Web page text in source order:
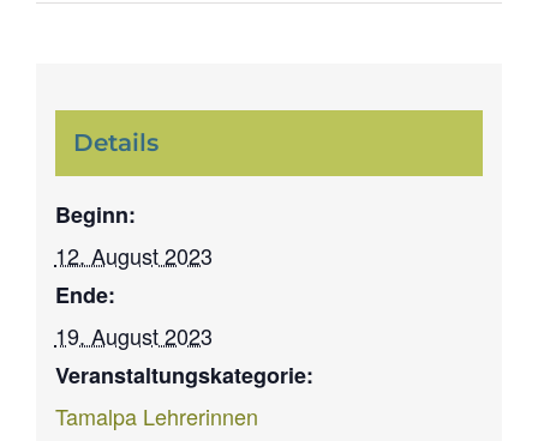
Details
Beginn:
12. August 2023
Ende:
19. August 2023
Veranstaltungskategorie:
Tamalpa Lehrerinnen